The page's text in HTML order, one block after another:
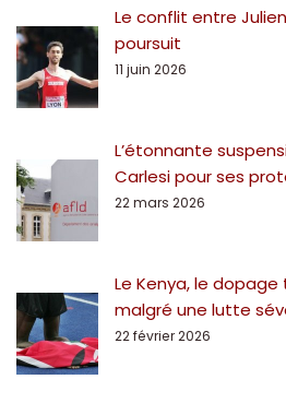
Le conflit entre
poursuit
11 juin 2026
L’étonnante
Carlesi pour ses
22 mars 2026
Le Kenya, le
malgré une lutte
22 février 2026